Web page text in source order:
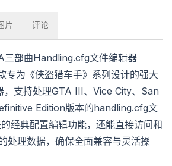
片 评论
部曲Handling.cfg文件编辑器
为《侠盗猎车手》系列设计的强大
支持处理GTA III、Vice City、San
Edition版本的handling.cfg文
经典配置编辑功能，还能直接访问和
处理数据，确保全面兼容与灵活操